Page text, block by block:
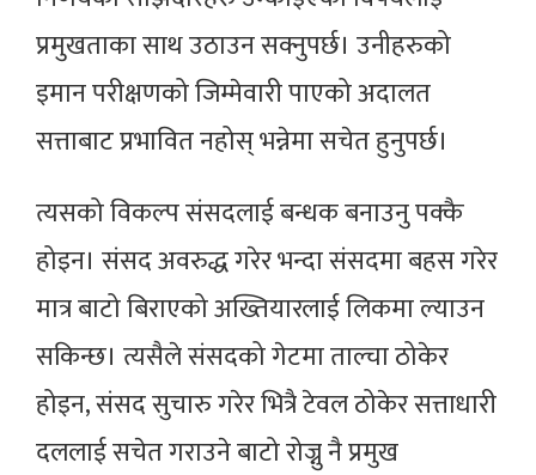
प्रमुखताका साथ उठाउन सक्नुपर्छ। उनीहरुको
इमान परीक्षणको जिम्मेवारी पाएको अदालत
सत्ताबाट प्रभावित नहोस् भन्नेमा सचेत हुनुपर्छ।
त्यसको विकल्प संसदलाई बन्धक बनाउनु पक्कै
होइन। संसद अवरुद्ध गरेर भन्दा संसदमा बहस गरेर
मात्र बाटो बिराएको अख्तियारलाई लिकमा ल्याउन
सकिन्छ। त्यसैले संसदको गेटमा ताल्चा ठोकेर
होइन, संसद सुचारु गरेर भित्रै टेवल ठोकेर सत्ताधारी
दललाई सचेत गराउने बाटो रोज्नु नै प्रमुख